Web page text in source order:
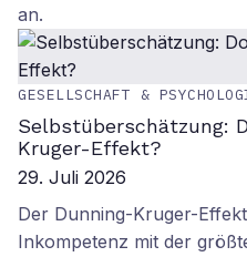
an.
GESELLSCHAFT &
Selbstüberschätzung:
Kruger-Effekt?
29. Juli 2026
Der Dunning-Kruger-
Inkompetenz mit der